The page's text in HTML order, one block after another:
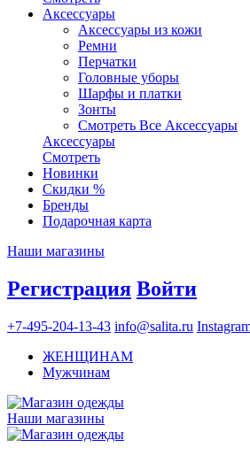
Аксессуары
Аксессуары из кожи
Ремни
Перчатки
Головные уборы
Шарфы и платки
Зонты
Смотреть Все Аксессуары
Аксессуары
Смотреть
Новинки
Скидки %
Бренды
Подарочная карта
Наши магазины
Регистрация Войти
+7-495-204-13-43 info@salita.ru
ЖЕНЩИНАМ
Мужчинам
Наши магазины